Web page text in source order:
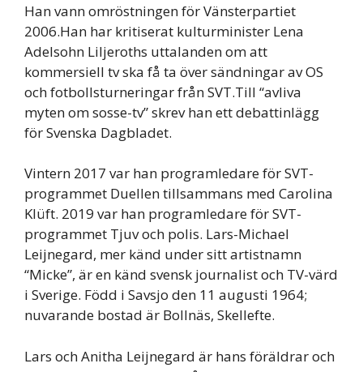
Han vann omröstningen för Vänsterpartiet
2006.Han har kritiserat kulturminister Lena
Adelsohn Liljeroths uttalanden om att
kommersiell tv ska få ta över sändningar av OS
och fotbollsturneringar från SVT.Till “avliva
myten om sosse-tv” skrev han ett debattinlägg
för Svenska Dagbladet.
Vintern 2017 var han programledare för SVT-
programmet Duellen tillsammans med Carolina
Klüft. 2019 var han programledare för SVT-
programmet Tjuv och polis. Lars-Michael
Leijnegard, mer känd under sitt artistnamn
“Micke”, är en känd svensk journalist och TV-värd
i Sverige. Född i Savsjo den 11 augusti 1964;
nuvarande bostad är Bollnäs, Skellefte.
Lars och Anitha Leijnegard är hans föräldrar och